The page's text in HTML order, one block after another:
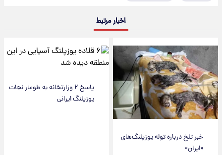
اخبار مرتبط
خبر تلخ درباره توله یوزپلنگ‌های
«ایران»
پاسخ ۲ وزارتخانه به طومار نجات
یوزپلنگ ایرانی